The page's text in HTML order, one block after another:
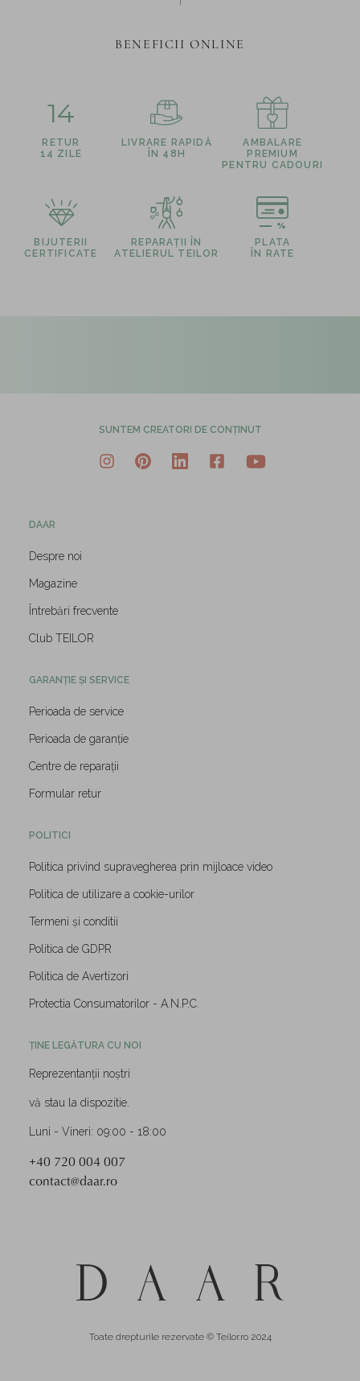
BENEFICII ONLINE
14
RETUR
14 ZILE
LIVRARE RAPIDĂ
ÎN 48H
AMBALARE
PREMIUM
PENTRU CADOURI
BIJUTERII
CERTIFICATE
REPARAȚII ÎN
ATELIERUL TEILOR
PLATA
ÎN RATE
SUNTEM CREATORI DE CONȚINUT
DAAR
Despre noi
Magazine
Întrebări frecvente
Club TEILOR
GARANȚIE ȘI SERVICE
Perioada de service
Perioada de garanție
Centre de reparații
Formular retur
POLITICI
Politica privind supravegherea prin mijloace video
Politica de utilizare a cookie-urilor
Termeni și conditii
Politica de GDPR
Politica de Avertizori
Protectia Consumatorilor - A.N.P.C.
ȚINE LEGĂTURA CU NOI
Reprezentanții noștri
vă stau la dispozitie.
Luni - Vineri: 09:00 - 18:00
+40 720 004 007
contact@daar.ro
Toate drepturile rezervate © Teilor.ro 2024